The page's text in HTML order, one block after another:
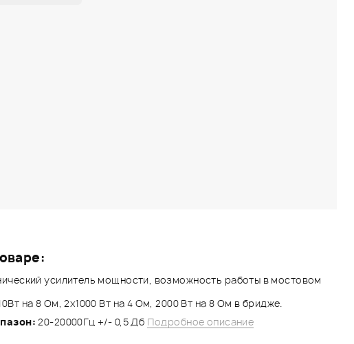
усилитель мощности, возможность работы в мостовом
на 8 Ом, 2x1000 Вт на 4 Ом, 2000 Вт на 8 Ом в бридже.
20-20000Гц +/- 0,5 Дб Подробное описание